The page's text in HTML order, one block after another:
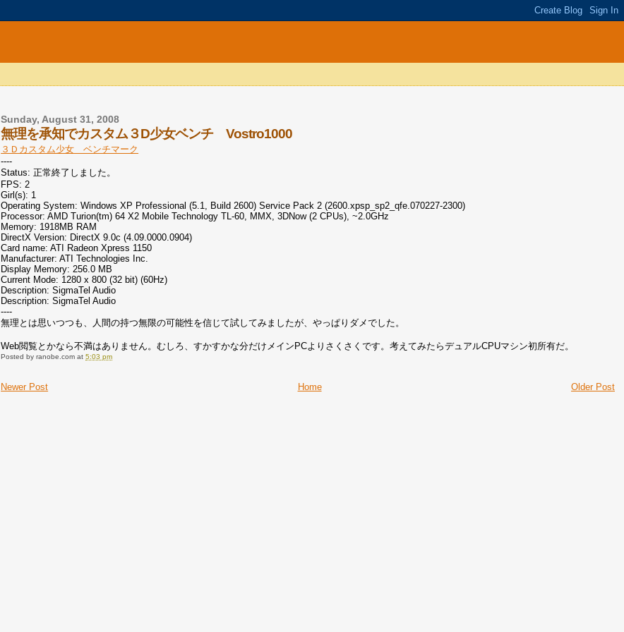
Sunday, August 31, 2008
無理を承知でカスタム３D少女ベンチ Vostro1000
３Ｄカスタム少女 ベンチマーク
----
Status: 正常終了しました。
FPS: 2
Girl(s): 1
Operating System: Windows XP Professional (5.1, Build 2600) Service Pack 2 (2600.xpsp_sp2_qfe.070227-2300)
Processor: AMD Turion(tm) 64 X2 Mobile Technology TL-60, MMX, 3DNow (2 CPUs), ~2.0GHz
Memory: 1918MB RAM
DirectX Version: DirectX 9.0c (4.09.0000.0904)
Card name: ATI Radeon Xpress 1150
Manufacturer: ATI Technologies Inc.
Display Memory: 256.0 MB
Current Mode: 1280 x 800 (32 bit) (60Hz)
Description: SigmaTel Audio
Description: SigmaTel Audio
----
無理とは思いつつも、人間の持つ無限の可能性を信じて試してみましたが、やっぱりダメでした。
Web閲覧とかなら不満はありません。むしろ、すかすかな分だけメインPCよりさくさくです。考えてみたらデュアルCPUマシン初所有だ。
Posted byranobe.com at5:03 pm
Newer Post Older Post
Home